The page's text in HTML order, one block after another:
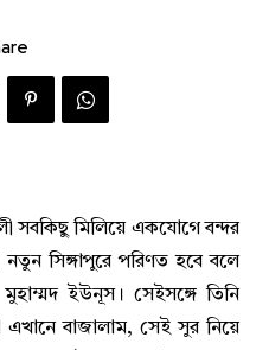
সবকিছু মিলিয়ে একযোগে বন্দর
সিঙ্গাপুরে পরিণত হবে বলে
মুহাম্মদ ইউনূস। সেইসঙ্গে তিনি
বাজালাম, সেই সুর নিয়ে